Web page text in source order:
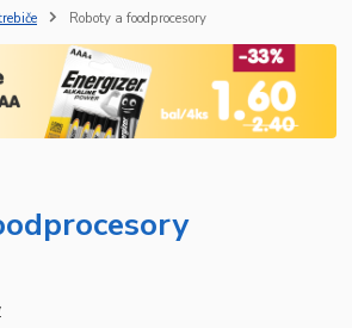
Roboty a foodprocesory